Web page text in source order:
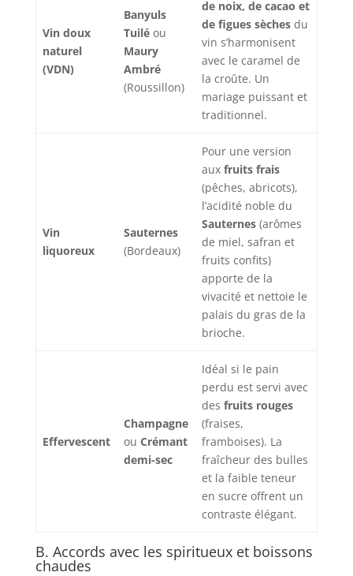
Vin doux
naturel
(VDN)
Banyuls
Tuilé ou
Maury
Ambré
(Roussillon)
de noix, de cacao et
de figues sèches du
vin s’harmonisent
avec le caramel de
la croûte. Un
mariage puissant et
traditionnel.
Vin
liquoreux
Sauternes
(Bordeaux)
Pour une version
aux fruits frais
(pêches, abricots),
l’acidité noble du
Sauternes (arômes
de miel, safran et
fruits confits)
apporte de la
vivacité et nettoie le
palais du gras de la
brioche.
Effervescent
Champagne
ou Crémant
demi-sec
Idéal si le pain
perdu est servi avec
des fruits rouges
(fraises,
framboises). La
fraîcheur des bulles
et la faible teneur
en sucre offrent un
contraste élégant.
B. Accords avec les spiritueux et boissons
chaudes